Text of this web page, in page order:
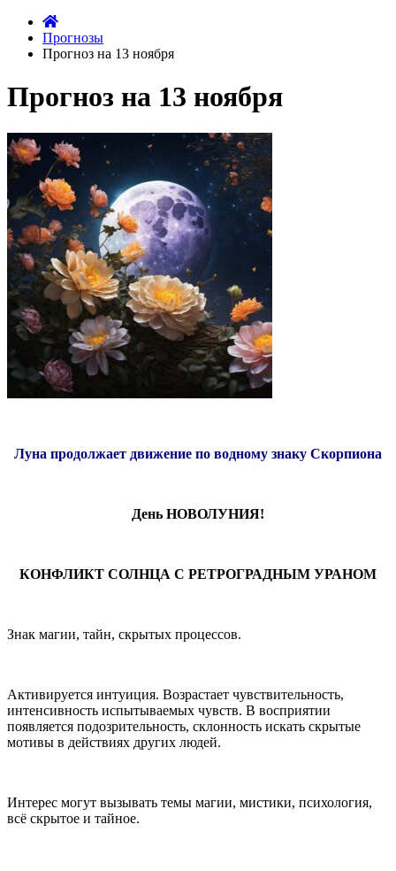
Прогнозы
Прогноз на 13 ноября
Прогноз на 13 ноября
Луна продолжает движение по водному знаку Скорпиона
День НОВОЛУНИЯ!
КОНФЛИКТ СОЛНЦА С РЕТРОГРАДНЫМ УРАНОМ
Знак магии, тайн, скрытых процессов.
Активируется интуиция. Возрастает чувствительность,
интенсивность испытываемых чувств. В восприятии
появляется подозрительность, склонность искать скрытые
мотивы в действиях других людей.
Интерес могут вызывать темы магии, мистики, психология,
всё скрытое и тайное.